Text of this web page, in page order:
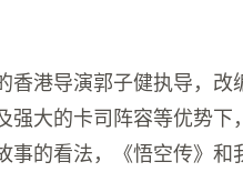
香港导演郭子健执导，改
强大的卡司阵容等优势下
事的看法，《悟空传》和